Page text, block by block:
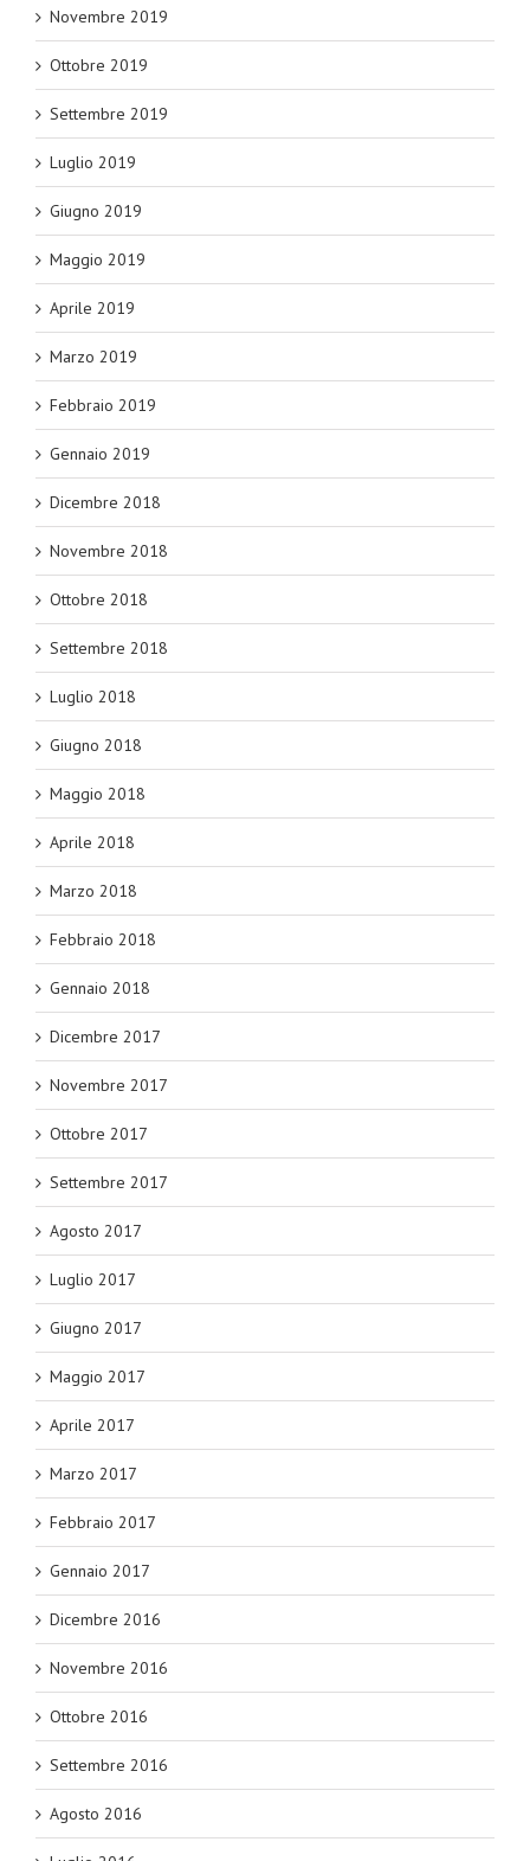
Novembre 2019
Ottobre 2019
Settembre 2019
Luglio 2019
Giugno 2019
Maggio 2019
Aprile 2019
Marzo 2019
Febbraio 2019
Gennaio 2019
Dicembre 2018
Novembre 2018
Ottobre 2018
Settembre 2018
Luglio 2018
Giugno 2018
Maggio 2018
Aprile 2018
Marzo 2018
Febbraio 2018
Gennaio 2018
Dicembre 2017
Novembre 2017
Ottobre 2017
Settembre 2017
Agosto 2017
Luglio 2017
Giugno 2017
Maggio 2017
Aprile 2017
Marzo 2017
Febbraio 2017
Gennaio 2017
Dicembre 2016
Novembre 2016
Ottobre 2016
Settembre 2016
Agosto 2016